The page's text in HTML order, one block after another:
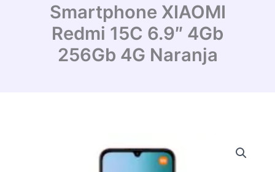
Smartphone XIAOMI
Redmi 15C 6.9″ 4Gb
256Gb 4G Naranja